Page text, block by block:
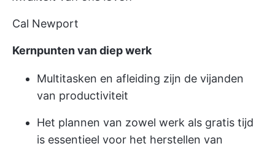
Cal Newport
Kernpunten van diep werk
Multitasken en afleiding zijn de vijanden
van productiviteit
Het plannen van zowel werk als gratis tijd
is essentieel voor het herstellen van